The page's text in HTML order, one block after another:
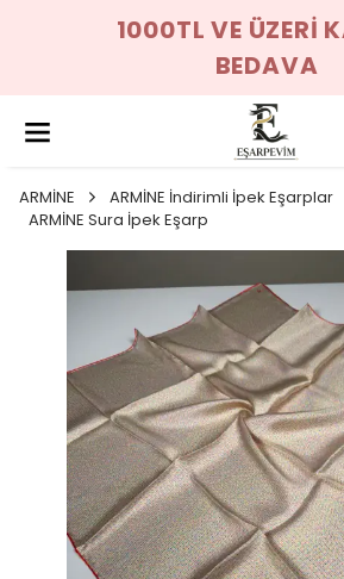
1000TL VE ÜZERİ
BEDAVA
ARMİNE
ARMİNE İndirimli İpek Eşarplar
ARMİNE Sura İpek Eşarp